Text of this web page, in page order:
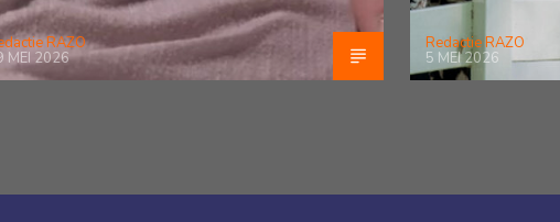
RAZO
MEI 2026
Redactie RAZO
5 MEI 2026